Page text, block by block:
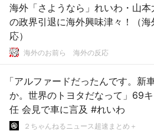
海外「さようなら」れいわ・山本
の政界引退に海外興味津々！（海
応）
海外のお前ら 海外の反応
「アルファードだったんです。新
か。世界のトヨタだなって」69
任 会見で車に言及 #れいわ
２ちゃんねるニュース超速まとめ＋